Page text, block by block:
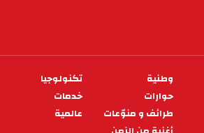
وطنية
تكنولوجيا
حوارات
خدمات
طرائف و منوّعات
عالمية